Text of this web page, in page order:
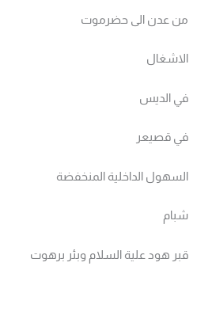
من عدن الى حضرموت
الاشغال
في الديس
في قصيعر
السهول الداخلية المنخفضة
شبام
قبر هود علية السلام وبئر برهوت